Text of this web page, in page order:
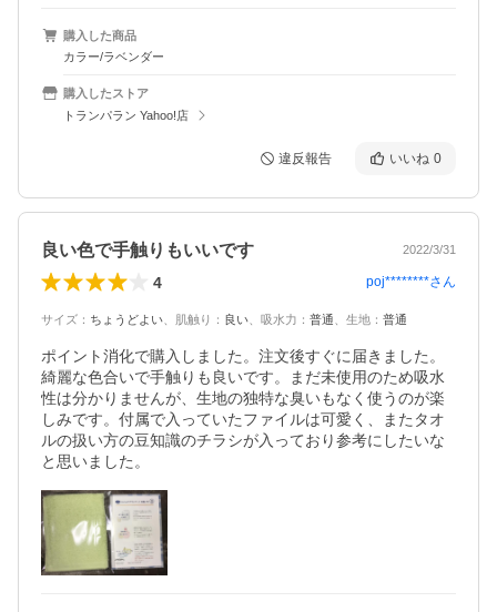
購入した商品
カラー/ラベンダー
購入したストア
トランパラン Yahoo!店
違反報告 いいね 0
良い色で手触りもいいです 2022/3/31
4 poj********さん
サイズ ： ちょうどよい 肌触り ： 良い 吸水力 ： 普通 生地 ： 普通
ポイント消化で購入しました。注文後すぐに届きました。
綺麗な色合いで手触りも良いです。まだ未使用のため吸水
性は分かりませんが、生地の独特な臭いもなく使うのが楽
しみです。付属で入っていたファイルは可愛く、またタオ
ルの扱い方の豆知識のチラシが入っており参考にしたいな
と思いました。